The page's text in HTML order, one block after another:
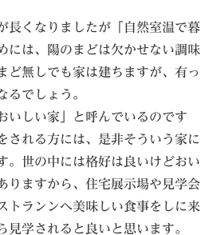
長くなりましたが「自然室温で暮
には、陽のまどは欠かせない調味
ど無しでも家は建ちますが、有っ
るでしょう。
いしい家」と呼んでいるのです
される方には、是非そういう家に
。世の中には格好は良いけどおい
りますから、住宅展示場や見学会
トランンへ美味しい食事をしに来
見学されると良いと思います。